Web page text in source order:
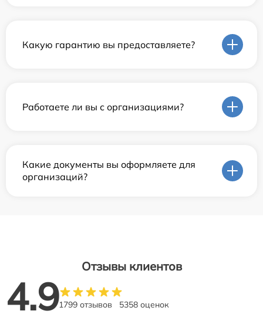
Какую гарантию вы предоставляете?
Работаете ли вы с организациями?
Какие документы вы оформляете для
организаций?
Отзывы клиентов
4.91799 отзывов 5358 оценок